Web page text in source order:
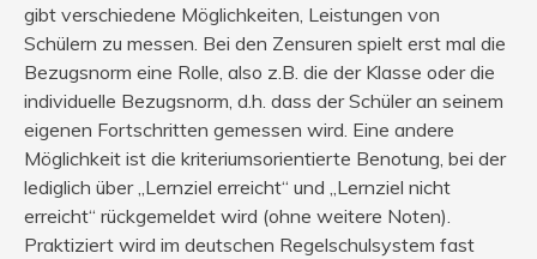
gibt verschiedene Möglichkeiten, Leistungen von
Schülern zu messen. Bei den Zensuren spielt erst mal die
Bezugsnorm eine Rolle, also z.B. die der Klasse oder die
individuelle Bezugsnorm, d.h. dass der Schüler an seinem
eigenen Fortschritten gemessen wird. Eine andere
Möglichkeit ist die kriteriumsorientierte Benotung, bei der
lediglich über „Lernziel erreicht“ und „Lernziel nicht
erreicht“ rückgemeldet wird (ohne weitere Noten).
Praktiziert wird im deutschen Regelschulsystem fast